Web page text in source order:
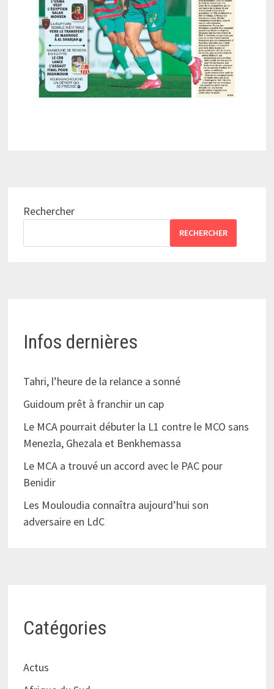
Rechercher
RECHERCHER
Infos dernières
Tahri, l’heure de la relance a sonné
Guidoum prêt à franchir un cap
Le MCA pourrait débuter la L1 contre le MCO sans
Menezla, Ghezala et Benkhemassa
Le MCA a trouvé un accord avec le PAC pour
Benidir
Les Mouloudia connaîtra aujourd’hui son
adversaire en LdC
Catégories
Actus